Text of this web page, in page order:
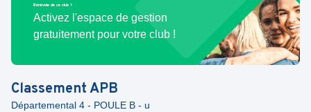
Bénévole de ce club ?
Activez l'espace de gestion
gratuitement pour votre club !
ClassementAPB
Départemental 4 - POULE B - u